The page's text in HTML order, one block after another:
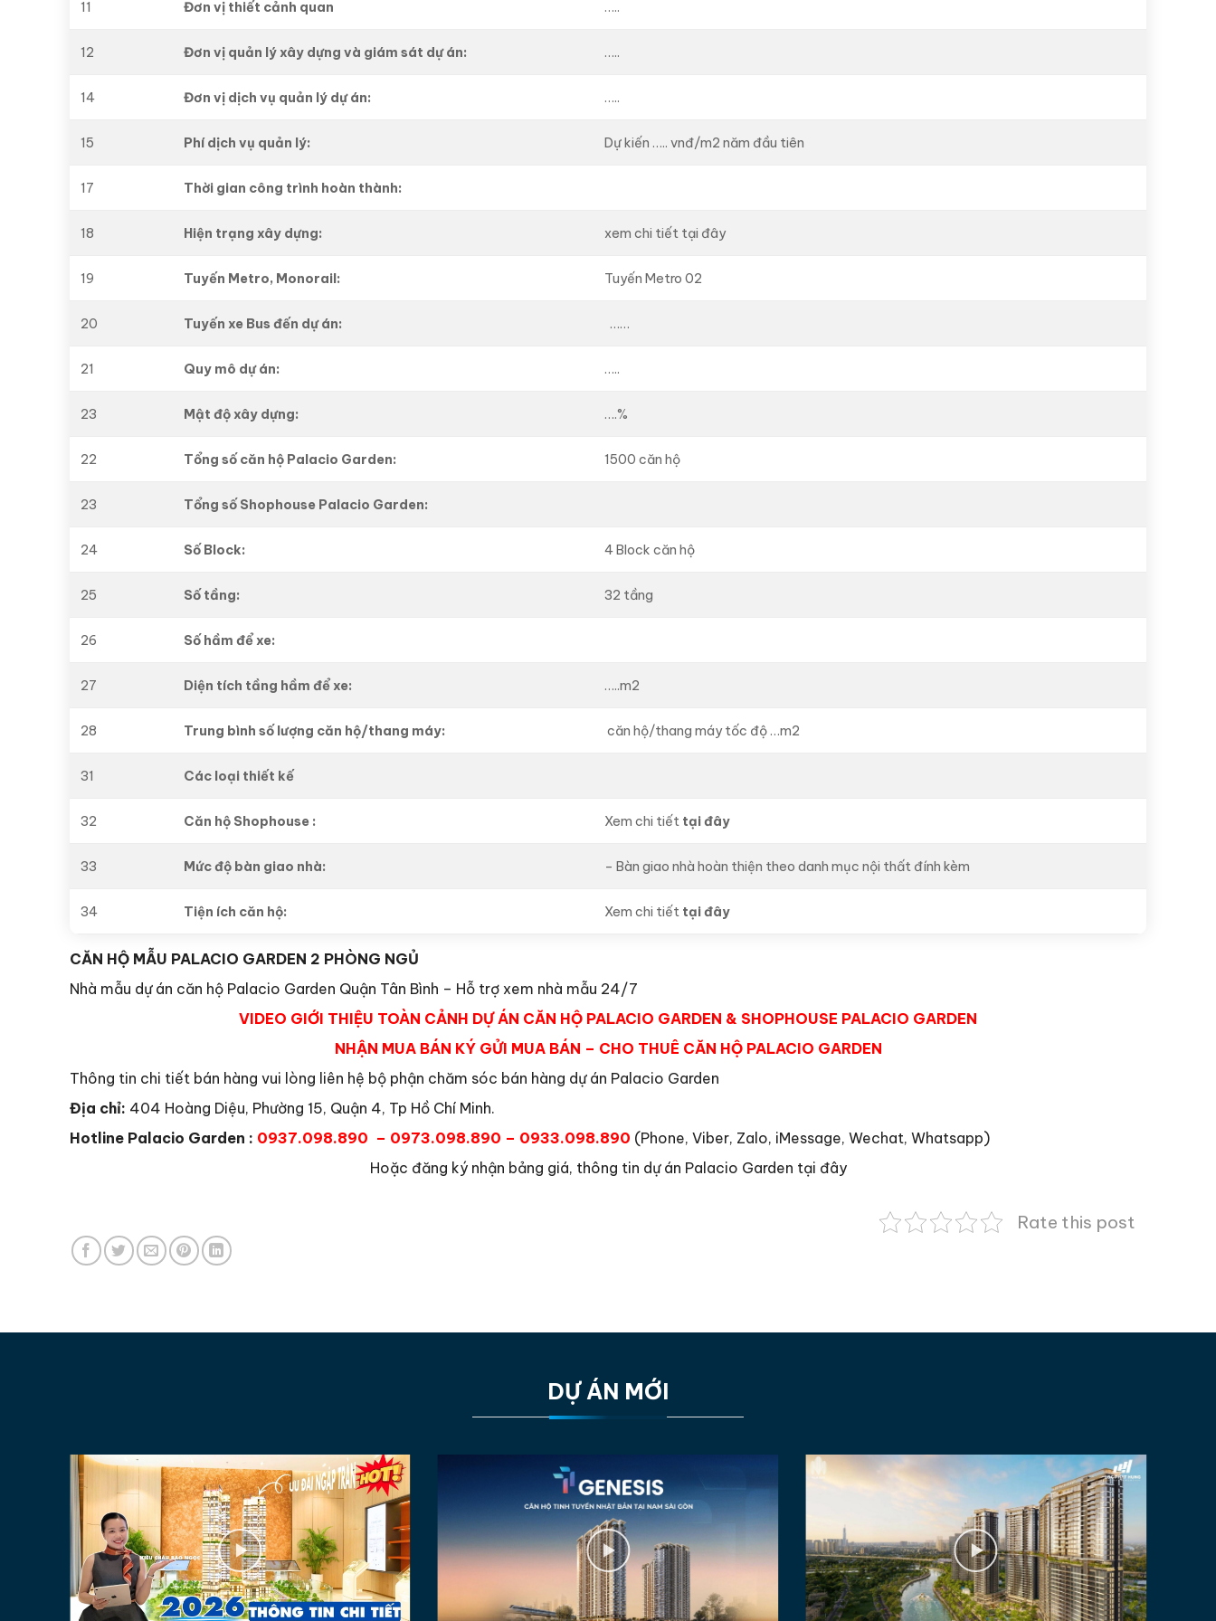
11 Đơn vị thiết cảnh quan …..
12 Đơn vị quản lý xây dựng và giám sát dự án: …..
14 Đơn vị dịch vụ quản lý dự án: …..
15 Phí dịch vụ quản lý: Dự kiến ….. vnđ/m2 năm đầu tiên
17 Thời gian công trình hoàn thành:
18 Hiện trạng xây dựng: xem chi tiết tại đây
19 Tuyến Metro, Monorail: Tuyến Metro 02
20 Tuyến xe Bus đến dự án: ……
21 Quy mô dự án: …..
23 Mật độ xây dựng: ….%
22 Tổng số căn hộ Palacio Garden: 1500 căn hộ
23 Tổng số Shophouse Palacio Garden:
24 Số Block: 4 Block căn hộ
25 Số tầng: 32 tầng
26 Số hầm để xe:
27 Diện tích tầng hầm để xe: …..m2
28 Trung bình số lượng căn hộ/thang máy: căn hộ/thang máy tốc độ …m2
31 Các loại thiết kế
32 Căn hộ Shophouse : Xem chi tiết tại đây
33 Mức độ bàn giao nhà: – Bàn giao nhà hoàn thiện theo danh mục nội thất đính kèm
34 Tiện ích căn hộ: Xem chi tiết tại đây
CĂN HỘ MẪU PALACIO GARDEN 2 PHÒNG NGỦ
Nhà mẫu dự án căn hộ Palacio Garden Quận Tân Bình – Hỗ trợ xem nhà mẫu 24/7
VIDEO GIỚI THIỆU TOÀN CẢNH DỰ ÁN CĂN HỘ PALACIO GARDEN & SHOPHOUSE PALACIO GARDEN
NHẬN MUA BÁN KÝ GỬI MUA BÁN – CHO THUÊ CĂN HỘ PALACIO GARDEN
Thông tin chi tiết bán hàng vui lòng liên hệ bộ phận chăm sóc bán hàng dự án Palacio Garden
Địa chỉ: 404 Hoàng Diệu, Phường 15, Quận 4, Tp Hồ Chí Minh.
Hotline Palacio Garden : 0937.098.890 – 0973.098.890 – 0933.098.890 (Phone, Viber, Zalo, iMessage, Wechat, Whatsapp)
Hoặc đăng ký nhận bảng giá, thông tin dự án Palacio Garden tại đây
Rate this post
DỰ ÁN MỚI